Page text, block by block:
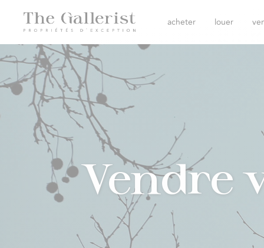
acheter louer
Vendre